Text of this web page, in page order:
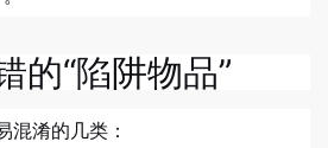
的“陷阱物品”
混淆的几类：